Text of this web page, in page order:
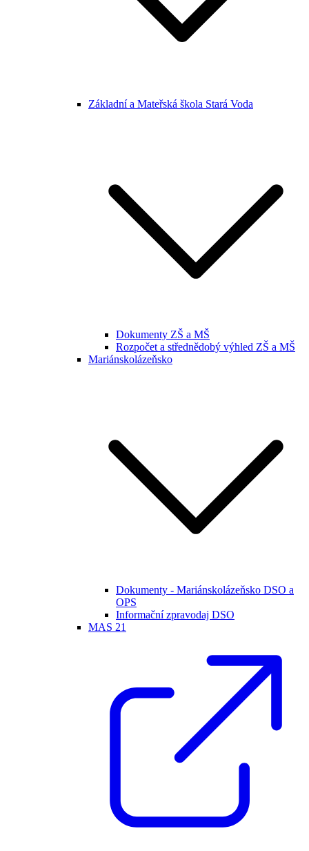
Základní a Mateřská škola Stará Voda
Dokumenty ZŠ a MŠ
Rozpočet a střednědobý výhled ZŠ a MŠ
Mariánskolázeňsko
Dokumenty - Mariánskolázeňsko DSO a
OPS
Informační zpravodaj DSO
MAS 21